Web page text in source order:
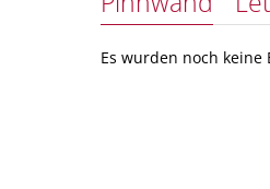
Es wurden noch